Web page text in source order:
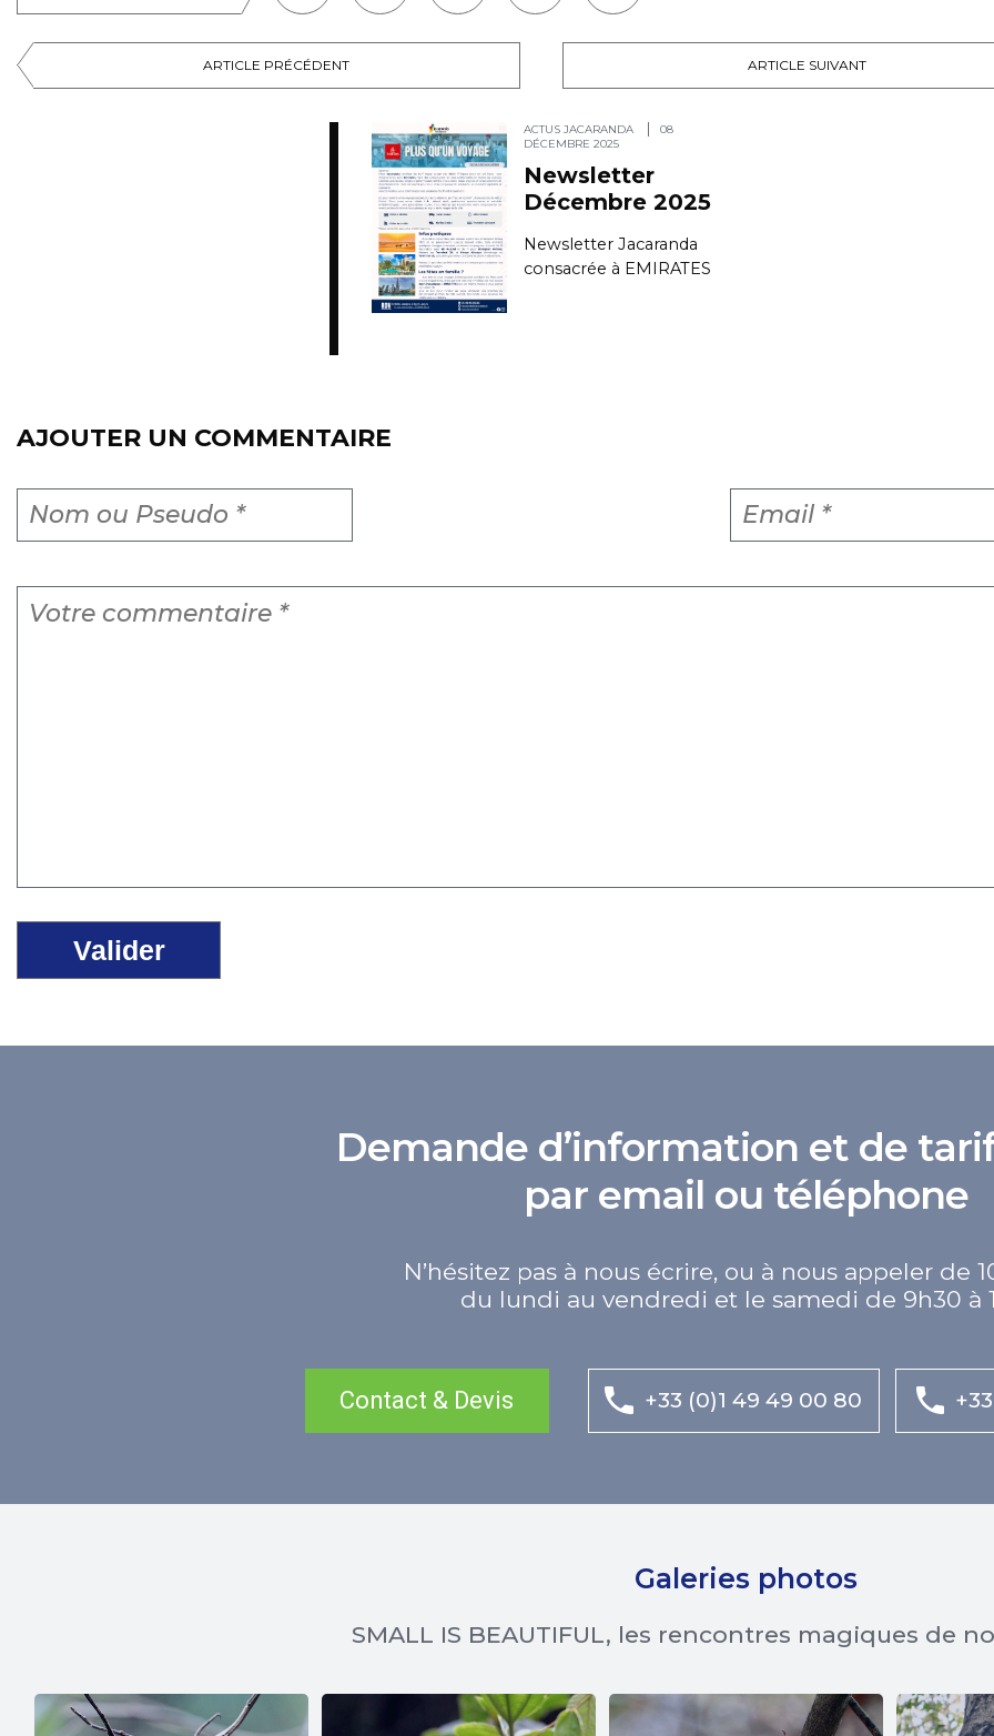
ARTICLE PRÉCÉDENT ARTICLE SUIVANT
ACTUS JACARANDA
08
DÉCEMBRE 2025
Newsletter
Décembre 2025
Newsletter Jacaranda
consacrée à EMIRATES
AJOUTER UN COMMENTAIRE
Demande d’information et de
par email ou téléphone
N’hésitez pas à nous écrire, ou à nous appeler de
du lundi au vendredi et le samedi de 9h30 à
Contact & Devis +33 (0)1 49 49 00 80
Galeries photos
SMALL IS BEAUTIFUL, les rencontres magiques de